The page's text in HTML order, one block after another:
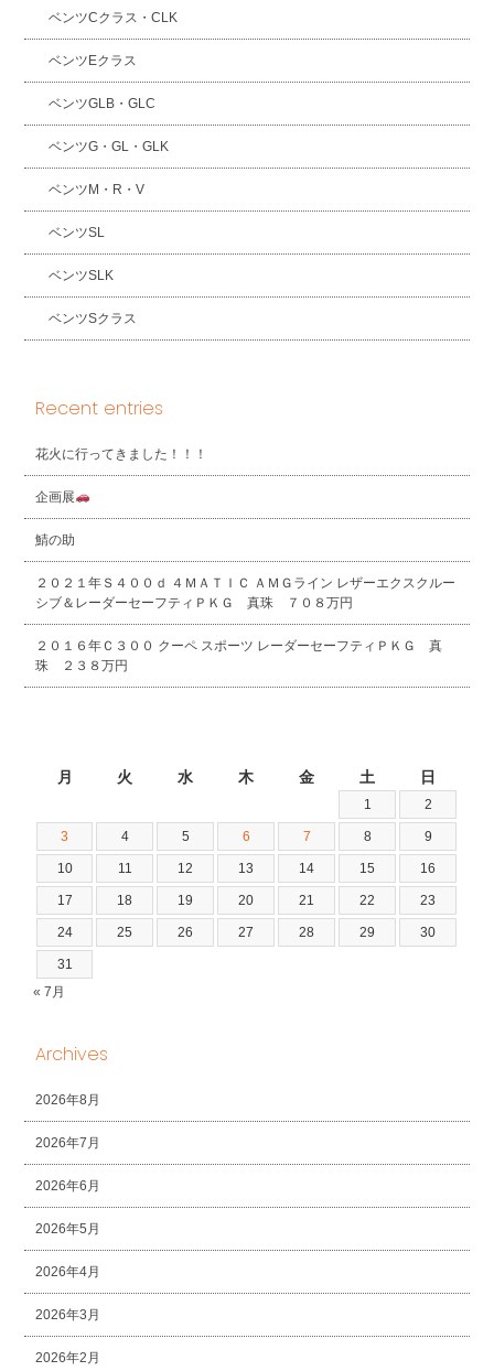
ベンツCクラス・CLK
ベンツEクラス
ベンツGLB・GLC
ベンツG・GL・GLK
ベンツM・R・V
ベンツSL
ベンツSLK
ベンツSクラス
Recent entries
花火に行ってきました！！！
企画展
鯖の助
２０２１年Ｓ４００ｄ ４ＭＡＴＩＣ ＡＭＧライン レザーエクスクルー
シブ＆レーダーセーフティＰＫＧ 真珠 ７０８万円
２０１６年Ｃ３００ クーペ スポーツ レーダーセーフティＰＫＧ 真
珠 ２３８万円
月 火 水 木 金 土 日
1 2
3 4 5 6 7 8 9
10 11 12 13 14 15 16
17 18 19 20 21 22 23
24 25 26 27 28 29 30
31
« 7月
Archives
2026年8月
2026年7月
2026年6月
2026年5月
2026年4月
2026年3月
2026年2月